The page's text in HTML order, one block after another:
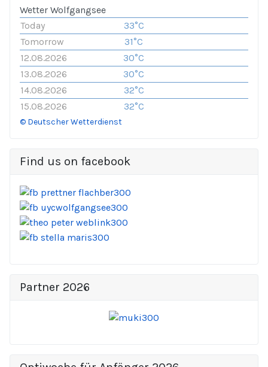
Wetter Wolfgangsee
Today
33°C
Tomorrow
31°C
12.08.2026
30°C
13.08.2026
30°C
14.08.2026
32°C
15.08.2026
32°C
© Deutscher Wetterdienst
Find us on facebook
Partner 2026